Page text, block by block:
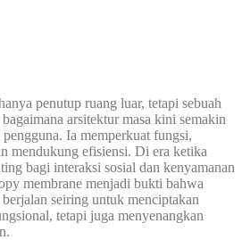
penutup ruang luar, tetapi sebuah
arsitektur masa kini semakin
Ia memperkuat fungsi,
mendukung efisiensi. Di era ketika
bagi interaksi sosial dan kenyamanan
membrane menjadi bukti bahwa
seiring untuk menciptakan
tetapi juga menyenangkan